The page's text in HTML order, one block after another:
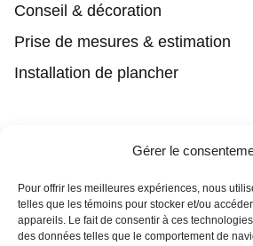
Gérer le
Pour offrir les meilleures expériences, nous
telles que les témoins pour stocker et/ou
appareils. Le fait de consentir à ces
des données telles que le comportement de
Conseil & décoration
Prise de mesures & estimation
Installation de plancher
tgl@tapisguylaberge.com